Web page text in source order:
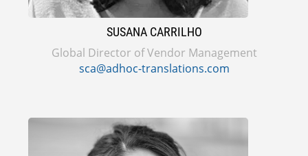
SUSANA CARRILHO
Global Director of Vendor Management
sca@adhoc-translations.com